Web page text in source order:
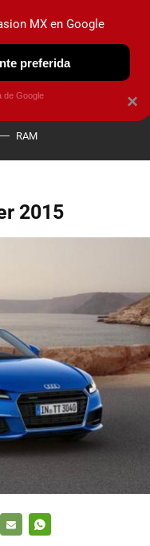
CIRCULA
RAM
2015
×
MX en Google
preferida
de Google